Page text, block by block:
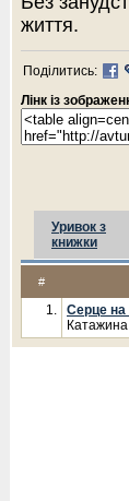
життя.
Поділитись:
Лінк із
Уривок з
книжки
#
1.
Серце на